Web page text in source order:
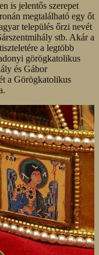
is jelentős szerepet
megtalálható egy őt
település őrzi nevét
stb. Akár a
a legtöbb
görögkatolikus
és Gábor
a Görögkatolikus